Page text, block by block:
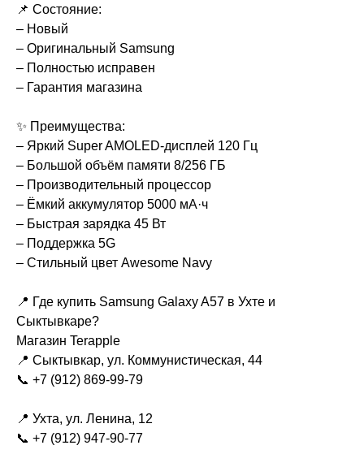
📌 Состояние:
– Новый
– Оригинальный Samsung
– Полностью исправен
– Гарантия магазина
✨ Преимущества:
– Яркий Super AMOLED-дисплей 120 Гц
– Большой объём памяти 8/256 ГБ
– Производительный процессор
– Ёмкий аккумулятор 5000 мА·ч
– Быстрая зарядка 45 Вт
– Поддержка 5G
– Стильный цвет Awesome Navy
📍 Где купить Samsung Galaxy A57 в Ухте и
Сыктывкаре?
Магазин Terapple
📍 Сыктывкар, ул. Коммунистическая, 44
📞 +7 (912) 869-99-79
📍 Ухта, ул. Ленина, 12
📞 +7 (912) 947-90-77